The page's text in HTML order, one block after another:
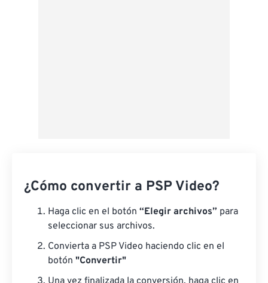
¿Cómo convertir a PSP Video?
Haga clic en el botón “Elegir archivos” para
seleccionar sus archivos.
Convierta a PSP Video haciendo clic en el
botón "Convertir"